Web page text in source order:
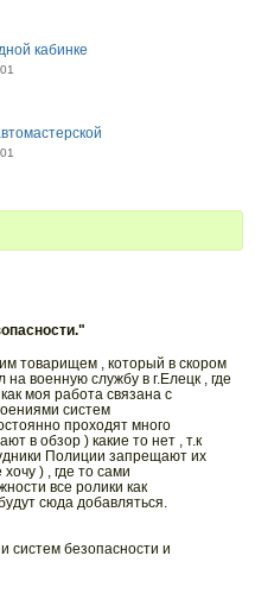
кабинке
товарищем , который в скором
военную службу в г.Елецк , где
моя работа связана с
систем
проходят много
в обзор ) какие то нет , т.к
Полиции запрещают их
) , где то сами
все ролики как
сюда добавляться.
систем безопасности и